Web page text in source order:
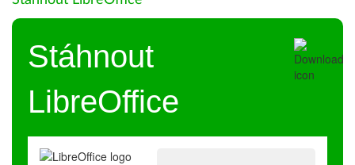
Stáhnout
LibreOffice